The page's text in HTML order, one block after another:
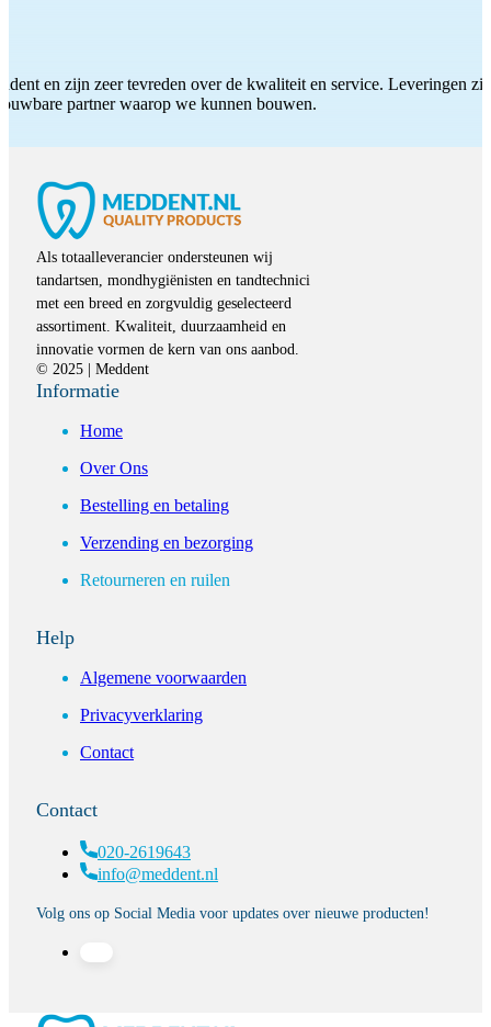
en zijn zeer tevreden over de kwaliteit en service. Leveringen
partner waarop we kunnen bouwen.
Als totaalleverancier ondersteunen wij
tandartsen, mondhygiënisten en tandtechnici
met een breed en zorgvuldig geselecteerd
assortiment. Kwaliteit, duurzaamheid en
innovatie vormen de kern van ons aanbod.
© 2025 | Meddent
Informatie
Home
Over Ons
Bestelling en betaling
Verzending en bezorging
Retourneren en ruilen
Help
Algemene voorwaarden
Privacyverklaring
Contact
Contact
020-2619643
info@meddent.nl
Volg ons op Social Media voor updates over nieuwe producten!